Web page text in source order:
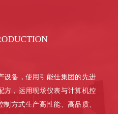
设备，使用引能仕集团的先进
方，运用现场仪表与计算机控
方式生产高性能、高品质、